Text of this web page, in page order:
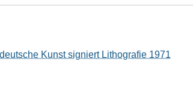
Kunst signiert Lithografie 1971